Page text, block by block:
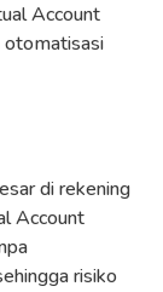
Account
otomatisasi
di rekening
Account
risiko